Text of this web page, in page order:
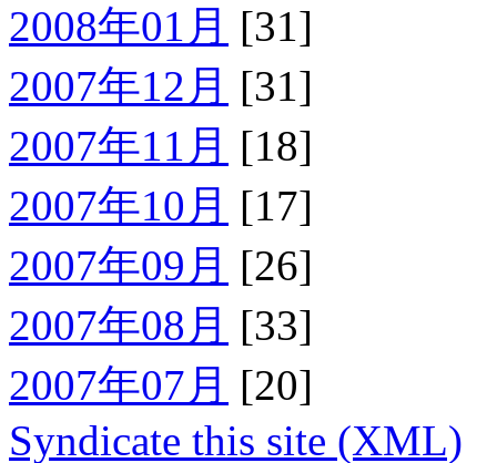
2008年01月 [31]
2007年12月 [31]
2007年11月 [18]
2007年10月 [17]
2007年09月 [26]
2007年08月 [33]
2007年07月 [20]
Syndicate this site (XML)